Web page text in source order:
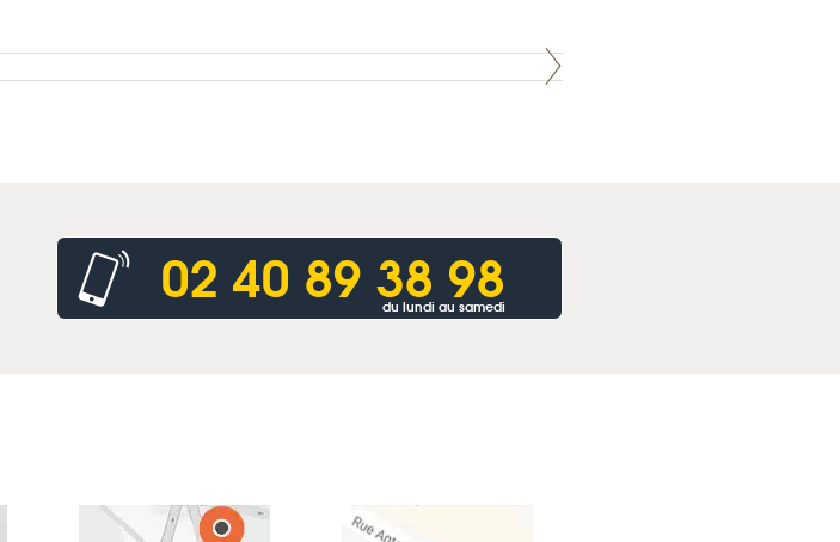
02 40 89 38 98
du lundi au samedi